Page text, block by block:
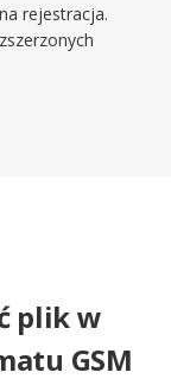
rejestracja.
plik w
GSM